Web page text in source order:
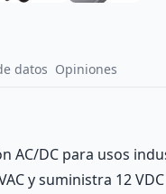
datos Opiniones
AC/DC para usos
y suministra 12 VDC